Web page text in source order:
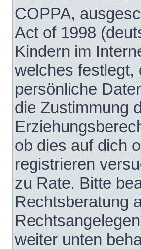
COPPA,
Act of 1998
Kindern im
welches festlegt,
persönliche
die Zustimmung
ob dies auf dich
registrieren
zu Rate. Bitte
Rechtsberatung
weiter unten